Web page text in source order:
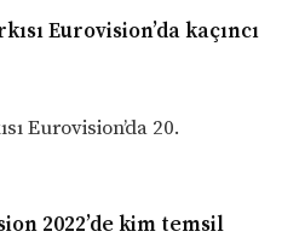
Eurovision’da kaçıncı
Eurovision’da 20.
2022’de kim temsil